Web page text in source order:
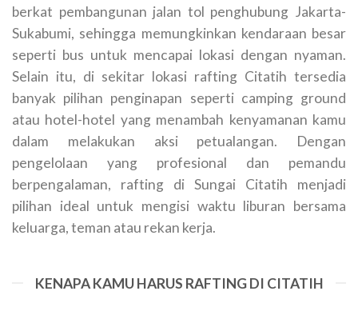
berkat pembangunan jalan tol penghubung Jakarta-
Sukabumi, sehingga memungkinkan kendaraan besar
seperti bus untuk mencapai lokasi dengan nyaman.
Selain itu, di sekitar lokasi rafting Citatih tersedia
banyak pilihan penginapan seperti camping ground
atau hotel-hotel yang menambah kenyamanan kamu
dalam melakukan aksi petualangan. Dengan
pengelolaan yang profesional dan pemandu
berpengalaman, rafting di Sungai Citatih menjadi
pilihan ideal untuk mengisi waktu liburan bersama
keluarga, teman atau rekan kerja.
KENAPA KAMU HARUS RAFTING DI CITATIH